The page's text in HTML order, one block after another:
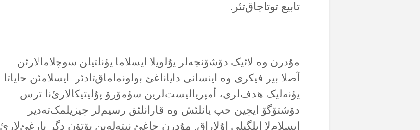
تابیع توتاجاق‌تئر.
مۇدرن وە لائیک دۆشۆنجەلر یۇلویلا ایسلاما یؤنلتیلن سوچلامالارئن
آصلا بیر فیکری وە اینسانی دایاناغئ بولونماماق‌تادئر. ایسلامئن حایاتا
یؤنەلیک هدف‌لری، أمپریالیست‌لرین سؤمۆرۆ پۇلیتیکالارئ‌نا ترس
دۆشتۆگۆ ایچین حپ یانلئش وە قارانلئق رسیم‌لر چیزیلمک‌تەدیر
ایسلام‌لا ایلگیلی اۇلاراق. مۇدرن چاغئ نیتەلەین بۆتۆن دگر یارغئ‌لارئ